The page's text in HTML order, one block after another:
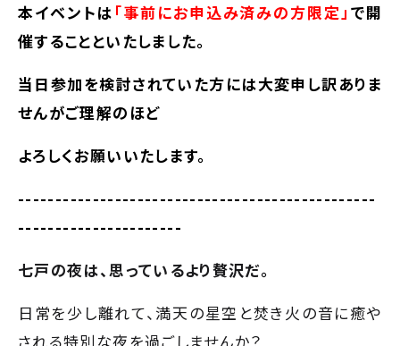
本イベントは 「事前にお申込み済みの方限定」 で開
催することといたしました。
当日参加を検討されていた方には大変申し訳ありま
せんがご理解のほど
よろしくお願いいたします。
------------------------------------------------
----------------------
七戸の夜は、思っているより贅沢だ。
日常を少し離れて、満天の星空と焚き火の音に癒や
される特別な夜を過ごしませんか？